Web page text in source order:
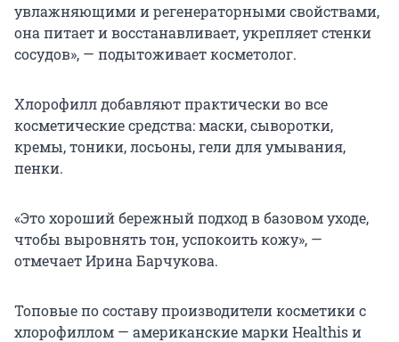
увлажняющими и регенераторными свойствами,
она питает и восстанавливает, укрепляет стенки
сосудов», — подытоживает косметолог.
Хлорофилл добавляют практически во все
косметические средства: маски, сыворотки,
кремы, тоники, лосьоны, гели для умывания,
пенки.
«Это хороший бережный подход в базовом уходе,
чтобы выровнять тон, успокоить кожу», —
отмечает Ирина Барчукова.
Топовые по составу производители косметики с
хлорофиллом — американские марки Healthis и